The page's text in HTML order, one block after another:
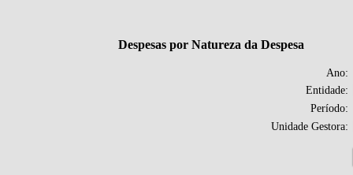
Despesas por Natureza da Despesa
Ano:
Entidade:
Período:
Unidade Gestora: